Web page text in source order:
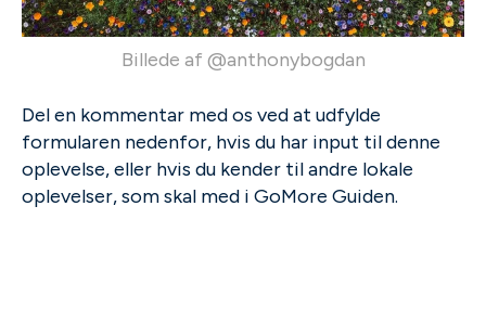
Billede af @anthonybogdan
Del en kommentar med os ved at udfylde
formularen nedenfor, hvis du har input til denne
oplevelse, eller hvis du kender til andre lokale
oplevelser, som skal med i GoMore Guiden.